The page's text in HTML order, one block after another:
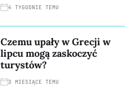
4 TYGODNIE TEMU
Czemu upały w Grecji w
lipcu mogą zaskoczyć
turystów?
3 MIESIĄCE TEMU